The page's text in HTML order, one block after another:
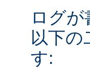
ログ
以下
す: